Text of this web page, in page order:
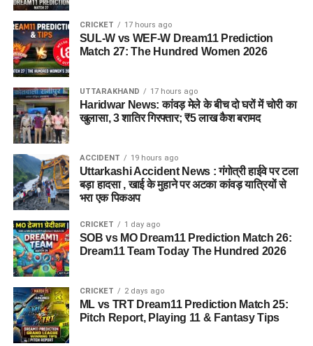
CRICKET 17 hours ago
SUL-W vs WEF-W Dream11 Prediction
Match 27: The Hundred Women 2026
UTTARAKHAND 17 hours ago
Haridwar News: कांवड़ मेले के बीच दो घरों में चोरी का
खुलासा, 3 शातिर गिरफ्तार; ₹5 लाख कैश बरामद
ACCIDENT 19 hours ago
Uttarkashi Accident News : गंगोत्री हाईवे पर टला
बड़ा हादसा , खाई के मुहाने पर अटका कांवड़ यात्रियों से
भरा एक पिकअप
CRICKET 1 day ago
SOB vs MO Dream11 Prediction Match 26:
Dream11 Team Today The Hundred 2026
CRICKET 2 days ago
ML vs TRT Dream11 Prediction Match 25:
Pitch Report, Playing 11 & Fantasy Tips